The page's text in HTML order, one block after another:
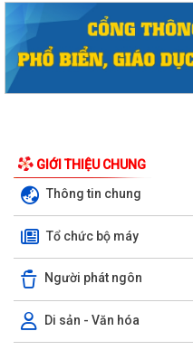
GIỚI THIỆU CHUNG
Thông tin chung
Tổ chức bộ máy
Người phát ngôn
Di sản - Văn hóa
Phường Hồng Bàng tổng kết và
nền tảng tư tưởng của Đảng năm...
CƠ SỞ
Trường Tiểu học Đinh Tiên
kỹ năng phòng chống đuối nước...